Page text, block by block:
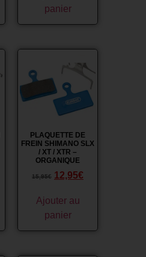
panier
PLAQUETTE DE
FREIN SHIMANO SLX
/ XT / XTR –
ORGANIQUE
15,95€ 12,95€
Ajouter au
panier